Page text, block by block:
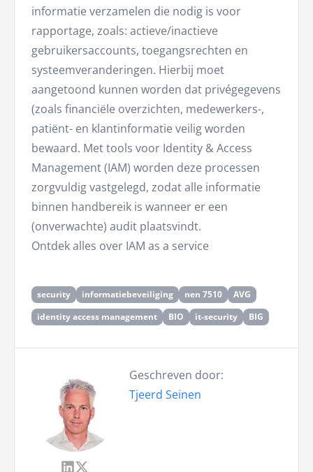
informatie verzamelen die nodig is voor
rapportage, zoals: actieve/inactieve
gebruikersaccounts, toegangsrechten en
systeemveranderingen. Hierbij moet
aangetoond kunnen worden dat privégegevens
(zoals financiële overzichten, medewerkers-,
patiënt- en klantinformatie veilig worden
bewaard. Met tools voor Identity & Access
Management (IAM) worden deze processen
zorgvuldig vastgelegd, zodat alle informatie
binnen handbereik is wanneer er een
(onverwachte) audit plaatsvindt.
Ontdek alles over IAM as a service
security informatiebeveiliging nen 7510
AVG
identity access management
BIO it-security BIG
Geschreven door:
Tjeerd Seinen